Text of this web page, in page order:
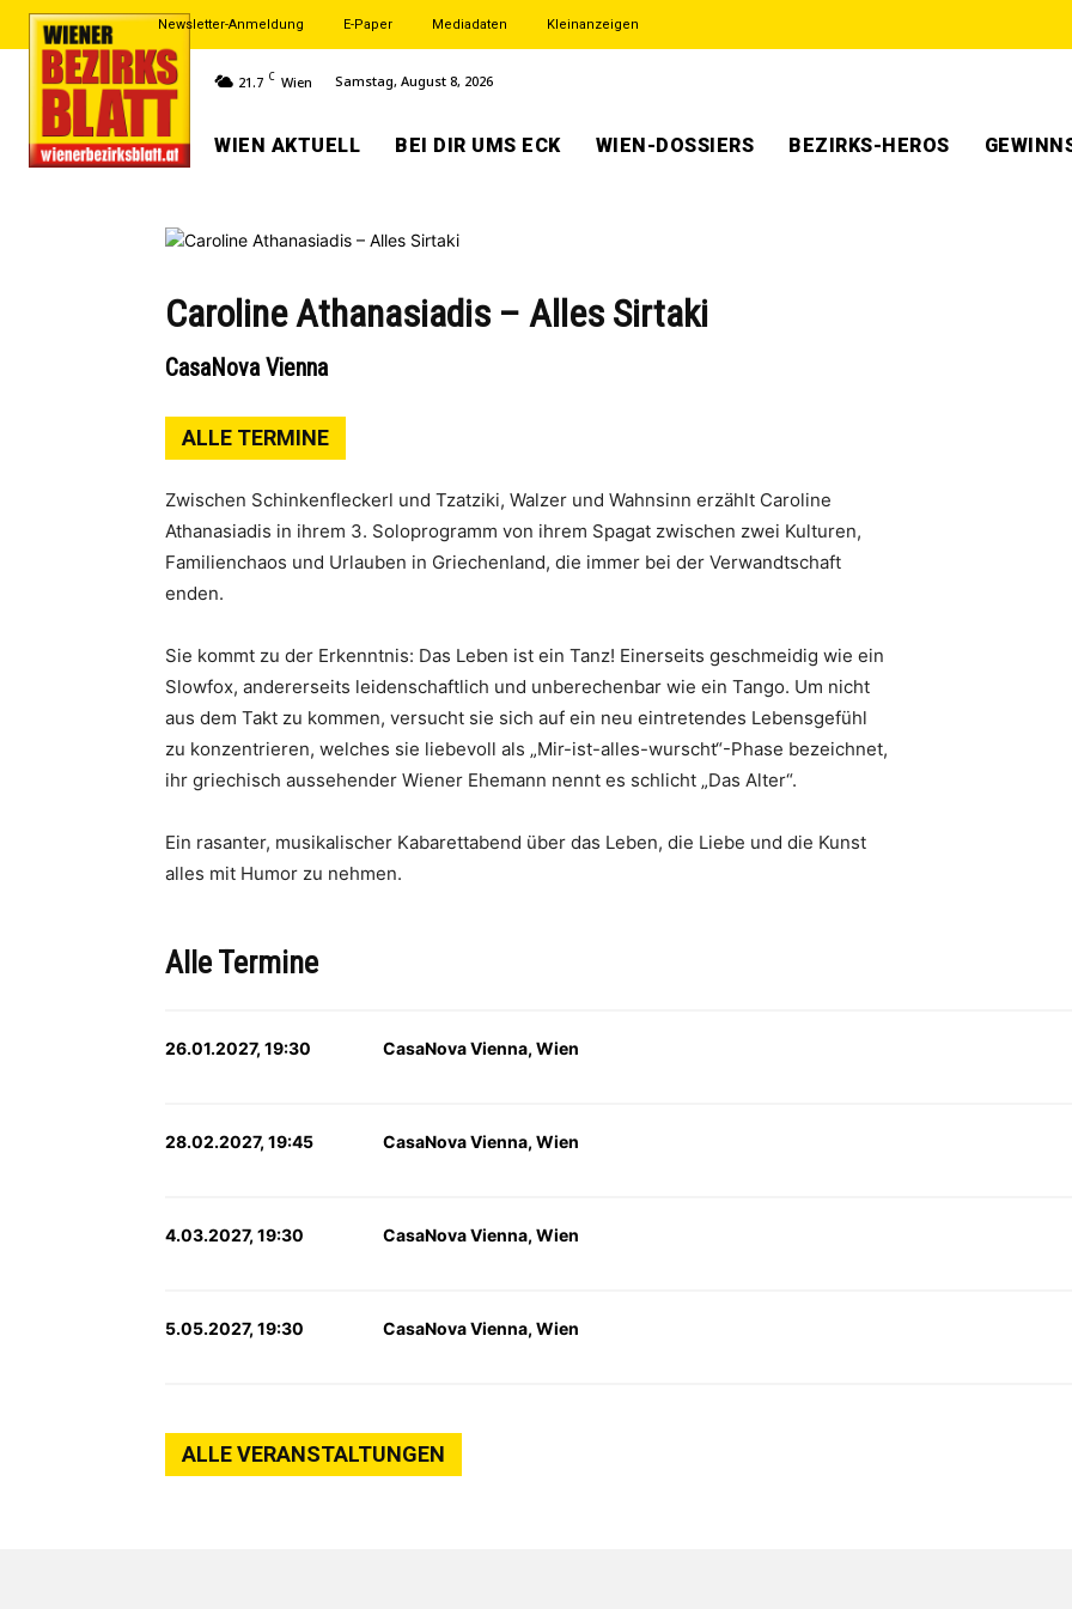
Newsletter-Anmeldung E-Paper Mediadaten Kleinanzeigen
21.7 C Wien Samstag, August 8, 2026
WIEN AKTUELL BEI DIR UMS ECK WIEN-DOSSIERS BEZIRKS-HEROS
Caroline Athanasiadis – Alles Sirtaki
CasaNova Vienna
ALLE TERMINE
Zwischen Schinkenfleckerl und Tzatziki, Walzer und Wahnsinn erzählt Caroline
Athanasiadis in ihrem 3. Soloprogramm von ihrem Spagat zwischen zwei Kulturen,
Familienchaos und Urlauben in Griechenland, die immer bei der Verwandtschaft
enden.
Sie kommt zu der Erkenntnis: Das Leben ist ein Tanz! Einerseits geschmeidig wie ein
Slowfox, andererseits leidenschaftlich und unberechenbar wie ein Tango. Um nicht
aus dem Takt zu kommen, versucht sie sich auf ein neu eintretendes Lebensgefühl
zu konzentrieren, welches sie liebevoll als „Mir-ist-alles-wurscht“-Phase bezeichnet,
ihr griechisch aussehender Wiener Ehemann nennt es schlicht „Das Alter“.
Ein rasanter, musikalischer Kabarettabend über das Leben, die Liebe und die Kunst
alles mit Humor zu nehmen.
Alle Termine
26.01.2027, 19:30 CasaNova Vienna, Wien
28.02.2027, 19:45 CasaNova Vienna, Wien
4.03.2027, 19:30 CasaNova Vienna, Wien
5.05.2027, 19:30 CasaNova Vienna, Wien
ALLE VERANSTALTUNGEN